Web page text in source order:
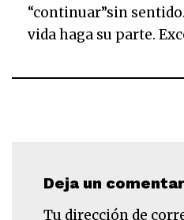
“continuar”sin
vida haga su parte.
Deja un
Tu dirección de